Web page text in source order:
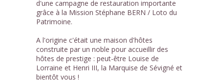
d'une campagne de restauration importante
grâce à la Mission Stéphane BERN / Loto du
Patrimoine.
A l'origine c'était une maison d'hôtes
construite par un noble pour accueillir des
hôtes de prestige : peut-être Louise de
Lorraine et Henri III, la Marquise de Sévigné et
bientôt vous !